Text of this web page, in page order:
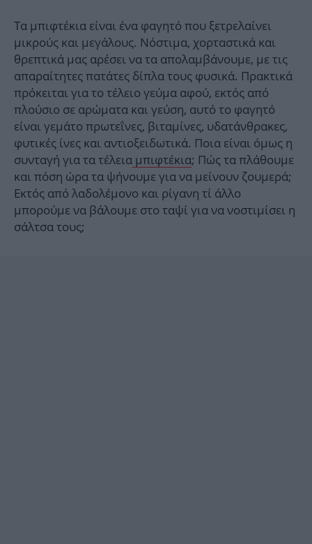
Τα μπιφτέκια είναι ένα φαγητό που ξετρελαίνει
μικρούς και μεγάλους. Νόστιμα, χορταστικά και
θρεπτικά μας αρέσει να τα απολαμβάνουμε, με τις
απαραίτητες πατάτες δίπλα τους φυσικά. Πρακτικά
πρόκειται για το τέλειο γεύμα αφού, εκτός από
πλούσιο σε αρώματα και γεύση, αυτό το φαγητό
είναι γεμάτο πρωτεΐνες, βιταμίνες, υδατάνθρακες,
φυτικές ίνες και αντιοξειδωτικά. Ποια είναι όμως η
συνταγή για τα τέλεια μπιφτέκια; Πώς τα πλάθουμε
και πόση ώρα τα ψήνουμε για να μείνουν ζουμερά;
Εκτός από λαδολέμονο και ρίγανη τί άλλο
μπορούμε να βάλουμε στο ταψί για να νοστιμίσει η
σάλτσα τους;